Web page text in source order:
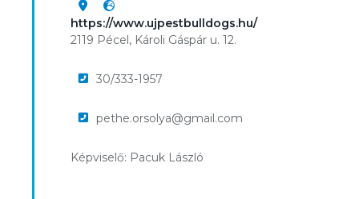
https://www.ujpestbulldogs.hu/
2119 Pécel, Károli Gáspár u. 12.
30/333-1957
pethe.orsolya@gmail.com
Képviselő: Pacuk László